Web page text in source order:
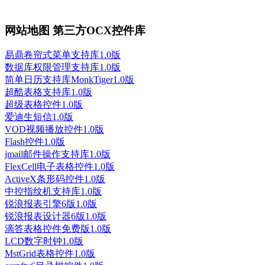
网站地图 第三方OCX控件库
易鼎卷帘式菜单支持库1.0版
数据库权限管理支持库1.0版
简单日历支持库MonkTiger1.0版
超酷表格支持库1.0版
超级表格控件1.0版
爱迪生短信1.0版
VOD视频播放控件1.0版
Flash控件1.0版
jmail邮件操作支持库1.0版
FlexCell电子表格控件1.0版
ActiveX条形码控件1.0版
中控指纹机支持库1.0版
锐浪报表引擎6版1.0版
锐浪报表设计器6版1.0版
滴答表格控件免费版1.0版
LCD数字时钟1.0版
MstGrid表格控件1.0版